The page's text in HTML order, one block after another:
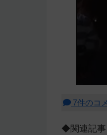
7件のコ
◆関連記事